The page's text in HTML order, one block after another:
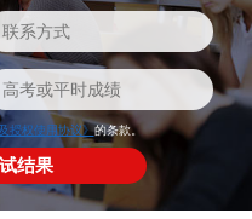
授权使用协议》的条款。